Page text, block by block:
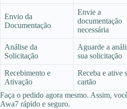
Envio da
Documentação
Envie a
documentação
necessária
Análise da
Solicitação
Aguarde a
sua solicitação
Recebimento e
Ativação
Receba e ative
cartão
Faça o pedido agora mesmo. Assim,
Awa7 rápido e seguro.